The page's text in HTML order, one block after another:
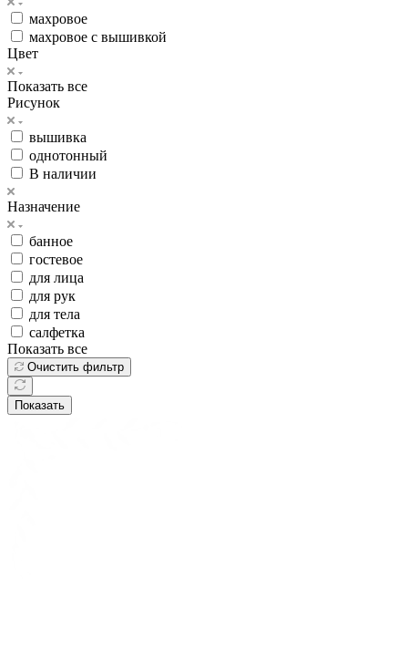
махровое
махровое с вышивкой
Цвет
Показать все
Рисунок
вышивка
однотонный
В наличии
Назначение
банное
гостевое
для лица
для рук
для тела
салфетка
Показать все
Очистить фильтр
Показать